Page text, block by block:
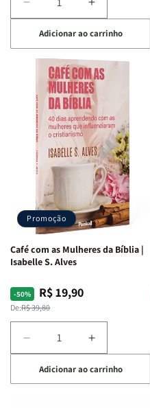
Diminuir
a
quantidade
de
Bíblia
para
Estudo
da
Mulher
NVA
Capa
Dura
|
Preta
Aumentar
a
quantidade
de
Bíblia
para
o
Estudo
da
Mulher
|
NVA
|
Capa
Dura
|
Adicionar ao carrinho
Promoção
Café com as Mulheres da Bíblia |
Isabelle S. Alves
-50%
Preço
normal
De:R$ 39,80
Preço
promocional
R$ 19,90
Diminuir
a
quantidade
de
Aumentar
a
quantidade
de
Adicionar ao carrinho